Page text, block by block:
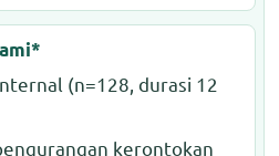
(n=128, durasi 12
kerontokan